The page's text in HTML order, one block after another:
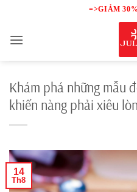
content
=>GIẢM
Khám phá những mẫu
khiến nàng phải xiêu
14
Th8